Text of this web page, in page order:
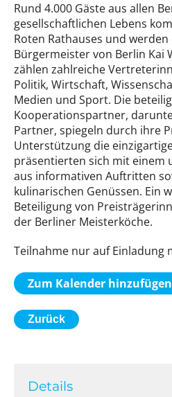
Details
Rund 4.000 Gäste aus allen
gesellschaftlichen Lebens
Roten Rathauses und
Bürgermeister von Berlin Kai
zählen zahlreiche
Politik, Wirtschaft,
Medien und Sport. Die
Kooperationspartner,
Partner, spiegeln durch ihre
Unterstützung die
präsentierten sich mit einem
aus informativen Auftritten
kulinarischen Genüssen. Ein
Beteiligung von
der Berliner Meisterköche.
Teilnahme nur auf Einladung
Zum Kalender hinzufügen
Zurück